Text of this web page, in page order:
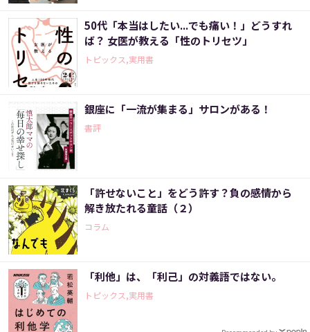
50代「本当はしたい...でも痛い！」どうすれ
ば？ 女医が教える「性のトリセツ」
トピックス,実用書
銀座に「一流が集まる」サロンがある！
書評
「許せないこと」をどう許す？負の感情から
解き放たれる童話（２）
コラム
「利他」は、「利己」の対義語ではない。
トピックス,実用書